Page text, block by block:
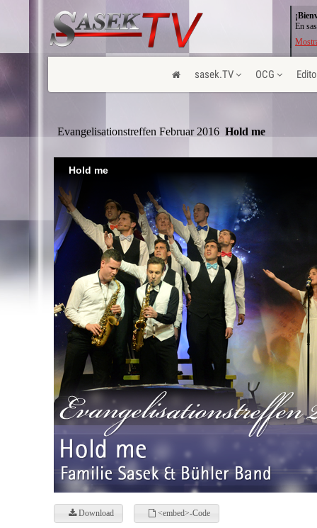
sasek.TV OCG
En
Evangelisationstreffen Februar 2016  Hold me
Hold me
Download <embed>-Code